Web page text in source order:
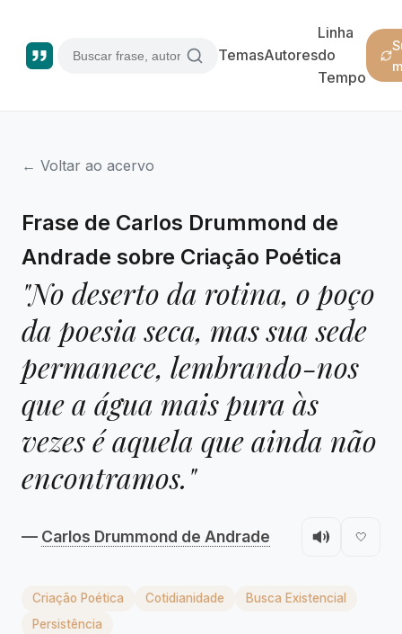
TemasAutores
Linha
do
Tempo
← Voltar ao acervo
Frase de Carlos Drummond de
Andrade sobre Criação Poética
"No deserto da rotina, o poço
da poesia seca, mas sua sede
permanece, lembrando-nos
que a água mais pura às
vezes é aquela que ainda não
encontramos."
— Carlos Drummond de Andrade 🤍
Criação Poética Cotidianidade
Busca Existencial
Persistência